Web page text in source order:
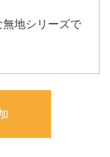
地シリーズで